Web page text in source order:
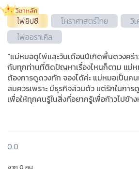
ไพ่ยิปซี โหราศาสตร์ไทย
วิ
ไพ่ออราเคิล
"แม่หมอดูไพ่และวันเดือนปีเกิดพื้นดวงคร่
กับทุกท่านที่ติดปัญหาเรื่องไหนก็ตาม แม่ห
ต้องการดูดวงทัก จองได้ค่ะ แม่หมอเป็นค
สมควรเพราะ มีธุรกิจส่วนตัว แต่รักในการ
เพื่อให้ทุกคนรู้ในสิ่งที่อยากรู้เพื่อก้าวไปข้า
0.0
จาก 0 คน